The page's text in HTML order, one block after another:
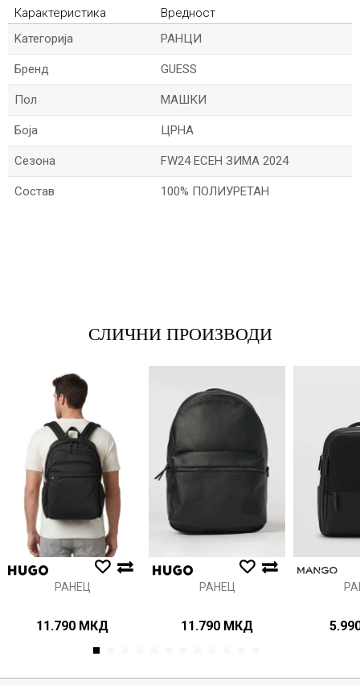
Карактеристика
Вредност
Kатегорија
РАНЦИ
Бренд GUESS
Пол МАШКИ
Боја ЦРНА
Сезона FW24 ЕСЕН ЗИМА 2024
Состав 100% ПОЛИУРЕТАН
Анти спам заштита - пресметајте колку е 2 + 3 :
ИСПРАТИ
СЛИЧНИ ПРОИЗВОДИ
РАНЕЦ
11.790 МКД
РАНЕЦ
11.790 МКД
1